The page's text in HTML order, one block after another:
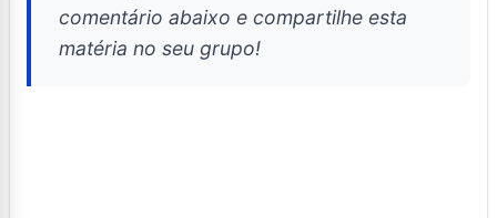
comentário abaixo e compartilhe esta
matéria no seu grupo!